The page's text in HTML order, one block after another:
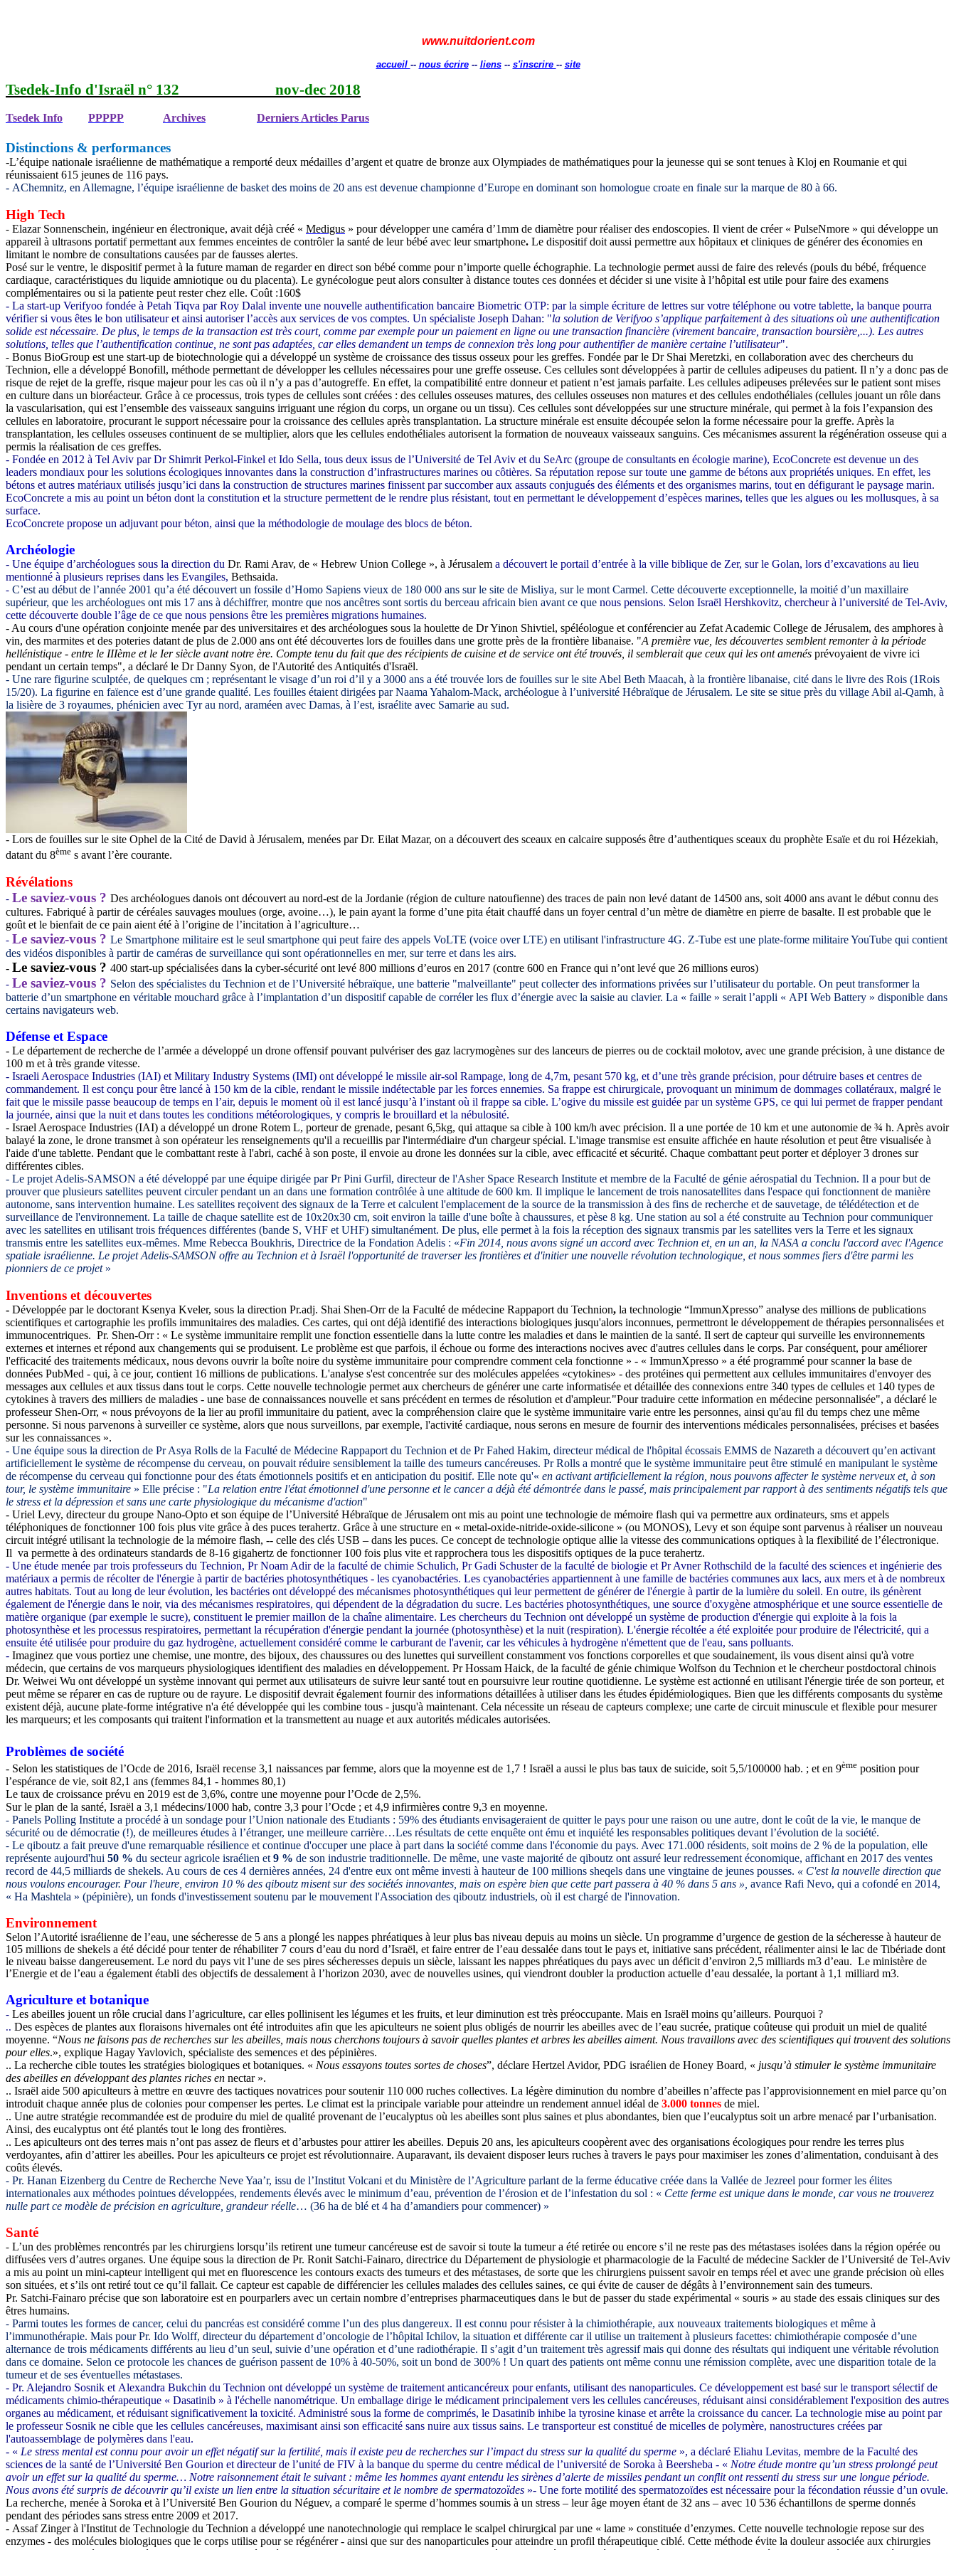
www.nuitdorient.com
accueil -- nous écrire-- liens-- s'inscrire -- site
Tsedek-Info d'Israël n° 132 nov-dec 2018
Tsedek Info PPPPP Archives Derniers Articles Parus
Distinctions & performances
-L’équipe nationale israélienne de mathématique a remporté deux médailles d’argent et quatre de bronze aux Olympiades de mathématiques pour la jeunesse qui se sont tenues à Kloj en Roumanie et qui
réunissaient 615 jeunes de 116 pays.
- AChemnitz, en Allemagne, l’équipe israélienne de basket des moins de 20 ans est devenue championne d’Europe en dominant son homologue croate en finale sur la marque de 80 à 66.
High Tech
- Elazar Sonnenschein, ingénieur en électronique, avait déjà créé « Medigus » pour développerune caméra d’1mm de diamètre pour réaliser des endoscopies. Il vient de créer « PulseNmore » qui développe un
appareil à ultrasons portatif permettant aux femmes enceintes de contrôler la santé de leur bébé avec leur smartphone. Le dispositif doit aussi permettre aux hôpitaux et cliniques de générer des économies en
limitant le nombre de consultations causées par de fausses alertes.
Posé sur le ventre, le dispositif permet à la future maman de regarder en direct son bébé comme pour n’importe quelle échographie. La technologie permet aussi de faire des relevés (pouls du bébé, fréquence
cardiaque, caractéristiques du liquide amniotique ou du placenta). Le gynécologue peut alors consulter à distance toutes ces données et décider si une visite à l’hôpital est utile pour faire des examens
complémentaires ou si la patiente peut rester chez elle. Coût :160$
- La start-up Verifyoo fondée à Petah Tiqva par Roy Dalal invente une nouvelle authentification bancaire Biometric OTP: par la simple écriture de lettres sur votre téléphone ou votre tablette, la banque pourra
vérifier si vous êtes le bon utilisateur et ainsi autoriser l’accès aux services de vos comptes. Un spécialiste Joseph Dahan: "la solution de Verifyoo s’applique parfaitement à des situations où une authentification
solide est nécessaire. De plus, le temps de la transaction est très court, comme par exemple pour un paiement en ligne ou une transaction financière (virement bancaire, transaction boursière,...). Les autres
solutions, telles que l’authentification continue, ne sont pas adaptées, car elles demandent un temps de connexion très long pour authentifier de manière certaine l’utilisateur".
- Bonus BioGroup est une start-up de biotechnologie qui a développé un système de croissance des tissus osseux pour les greffes. Fondée par le Dr Shai Meretzki, en collaboration avec des chercheurs du
Technion, elle a développé Bonofill, méthode permettant de développer les cellules nécessaires pour une greffe osseuse. Ces cellules sont développées à partir de cellules adipeuses du patient. Il n’y a donc pas de
risque de rejet de la greffe, risque majeur pour les cas où il n’y a pas d’autogreffe. En effet, la compatibilité entre donneur et patient n’est jamais parfaite. Les cellules adipeuses prélevées sur le patient sont mises
en culture dans un bioréacteur. Grâce à ce processus, trois types de cellules sont créées : des cellules osseuses matures, des cellules osseuses non matures et des cellules endothéliales (cellules jouant un rôle dans
la vascularisation, qui est l’ensemble des vaisseaux sanguins irriguant une région du corps, un organe ou un tissu). Ces cellules sont développées sur une structure minérale, qui permet à la fois l’expansion des
cellules en laboratoire, procurant le support nécessaire pour la croissance des cellules après transplantation. La structure minérale est ensuite découpée selon la forme nécessaire pour la greffe. Après la
transplantation, les cellules osseuses continuent de se multiplier, alors que les cellules endothéliales autorisent la formation de nouveaux vaisseaux sanguins. Ces mécanismes assurent la régénération osseuse qui a
permis la réalisation de ces greffes.
- Fondée en 2012 à Tel Aviv par Dr Shimrit Perkol-Finkel et Ido Sella, tous deux issus de l’Université de Tel Aviv et du SeArc (groupe de consultants en écologie marine), EcoConcrete est devenue un des
leaders mondiaux pour les solutions écologiques innovantes dans la construction d’infrastructures marines ou côtières. Sa réputation repose sur toute une gamme de bétons aux propriétés uniques. En effet, les
bétons et autres matériaux utilisés jusqu’ici dans la construction de structures marines finissent par succomber aux assauts conjugués des éléments et des organismes marins, tout en défigurant le paysage marin.
EcoConcrete a mis au point un béton dont la constitution et la structure permettent de le rendre plus résistant, tout en permettant le développement d’espèces marines, telles que les algues ou les mollusques, à sa
surface.
EcoConcrete propose un adjuvant pour béton, ainsi que la méthodologie de moulage des blocs de béton.
Archéologie
- Une équipe d’archéologues sous la direction du Dr. Rami Arav, de « Hebrew Union College », à Jérusalem a découvert le portail d’entrée à la ville biblique de Zer, sur le Golan, lors d’excavations au lieu
mentionné à plusieurs reprises dans les Evangiles, Bethsaida.
- C’est au début de l’année 2001 qu’a été découvert un fossile d’Homo Sapiens vieux de 180 000 ans sur le site de Misliya, sur le mont Carmel. Cette découverte exceptionnelle, la moitié d’un maxillaire
supérieur, que les archéologues ont mis 17 ans à déchiffrer, montre que nos ancêtres sont sortis du berceau africain bien avant ce que nous pensions. Selon Israël Hershkovitz, chercheur à l’université de Tel-Aviv,
cette découverte double l’âge de ce que nous pensions être les premières migrations humaines.
- Au cours d'une opération conjointe menée par des universitaires et des archéologues sous la houlette de Dr Yinon Shivtiel, spéléologue et conférencier au Zefat Academic College de Jérusalem, des amphores à
vin, des marmites et des poteries datant de plus de 2.000 ans ont été découvertes lors de fouilles dans une grotte près de la frontière libanaise. "A première vue, les découvertes semblent remonter à la période
hellénistique - entre le IIIème et le Ier siècle avant notre ère. Compte tenu du fait que des récipients de cuisine et de service ont été trouvés, il semblerait que ceux qui les ont amenés prévoyaient de vivre ici
pendant un certain temps", a déclaré le Dr Danny Syon, de l'Autorité des Antiquités d'Israël.
- Une rare figurine sculptée, de quelques cm ; représentant le visage d’un roi d’il y a 3000 ans a été trouvée lors de fouilles sur le site Abel Beth Maacah, à la frontière libanaise, cité dans le livre des Rois (1Rois
15/20). La figurine en faïence est d’une grande qualité. Les fouilles étaient dirigées par Naama Yahalom-Mack, archéologue à l’université Hébraïque de Jérusalem. Le site se situe près du village Abil al-Qamh, à
la lisière de 3 royaumes, phénicien avec Tyr au nord, araméen avec Damas, à l’est, israélite avec Samarie au sud.
- Lors de fouilles sur le site Ophel de la Cité de David à Jérusalem, menées parDr. Eilat Mazar, on a découvert des sceaux en calcaire supposés être d’authentiques sceaux du prophète Esaïe et du roi Hézekiah,
datant du 8ème s avant l’ère courante.
Révélations
- Le saviez-vous ? Des archéologues danois ont découvert au nord-est de la Jordanie (région de culture natoufienne) des traces de pain non levé datant de 14500 ans, soit 4000 ans avant le début connu des
cultures. Fabriqué à partir de céréales sauvages moulues (orge, avoine…), le pain ayant la forme d’une pita était chauffé dans un foyer central d’un mètre de diamètre en pierre de basalte. Il est probable que le
goût et le bienfait de ce pain aient été à l’origine de l’incitation à l’agriculture…
- Le saviez-vous ? Le Smartphone militaire est le seul smartphone qui peut faire des appels VoLTE (voice over LTE) en utilisant l'infrastructure 4G. Z-Tube est une plate-forme militaire YouTube qui contient
des vidéos disponibles à partir de caméras de surveillance qui sont opérationnelles en mer, sur terre et dans les airs.
- Le saviez-vous ? 400 start-up spécialisées dans la cyber-sécurité ont levé 800 millions d’euros en 2017 (contre 600 en France qui n’ont levé que 26 millions euros)
- Le saviez-vous ? Selon des spécialistes du Technion et de l’Université hébraïque, une batterie "malveillante" peut collecter des informations privées sur l’utilisateur du portable. On peut transformer la
batterie d’un smartphone en véritable mouchard grâce à l’implantation d’un dispositif capable de corréler les flux d’énergie avec la saisie au clavier. La « faille » serait l’appli « API Web Battery » disponible dans
certains navigateurs web.
Défense et Espace
- Le département de recherche de l’armée a développé un drone offensif pouvant pulvériser des gaz lacrymogènes sur des lanceurs de pierres ou de cocktail molotov, avec une grande précision, à une distance de
100 m et à très grande vitesse.
- Israeli Aerospace Industries (IAI) et Military Industry Systems (IMI) ont développé le missile air-sol Rampage, long de 4,7m, pesant 570 kg, et d’une très grande précision, pour détruire bases et centres de
commandement. Il est conçu pour être lancé à 150 km de la cible, rendant le missile indétectable par les forces ennemies. Sa frappe est chirurgicale, provoquant un minimum de dommages collatéraux, malgré le
fait que le missile passe beaucoup de temps en l’air, depuis le moment où il est lancé jusqu’à l’instant où il frappe sa cible. L’ogive du missile est guidée par un système GPS, ce qui lui permet de frapper pendant
la journée, ainsi que la nuit et dans toutes les conditions météorologiques, y compris le brouillard et la nébulosité.
- Israel Aerospace Industries (IAI) a développé un drone Rotem L, porteur de grenade, pesant 6,5kg, qui attaque sa cible à 100 km/h avec précision. Il a une portée de 10 km et une autonomie de ¾ h. Après avoir
balayé la zone, le drone transmet à son opérateur les renseignements qu'il a recueillis par l'intermédiaire d'un chargeur spécial. L'image transmise est ensuite affichée en haute résolution et peut être visualisée à
l'aide d'une tablette. Pendant que le combattant reste à l'abri, caché à son poste, il envoie au drone les données sur la cible, avec efficacité et sécurité. Chaque combattant peut porter et déployer 3 drones sur
différentes cibles.
- Le projet Adelis-SAMSON a été développé par une équipe dirigée par Pr Pini Gurfil, directeur de l'Asher Space Research Institute et membre de la Faculté de génie aérospatial du Technion. Il a pour but de
prouver que plusieurs satellites peuvent circuler pendant un an dans une formation contrôlée à une altitude de 600 km. Il implique le lancement de trois nanosatellites dans l'espace qui fonctionnent de manière
autonome, sans intervention humaine. Les satellites reçoivent des signaux de la Terre et calculent l'emplacement de la source de la transmission à des fins de recherche et de sauvetage, de télédétection et de
surveillance de l'environnement. La taille de chaque satellite est de 10x20x30 cm, soit environ la taille d'une boîte à chaussures, et pèse 8 kg. Une station au sol a été construite au Technion pourcommuniquer
avec les satellites en utilisant trois fréquences différentes (bande S, VHF et UHF) simultanément. De plus, elle permet à la fois la réception des signaux transmis par les satellites vers la Terre et les signaux
transmis entre les satellites eux-mêmes. Mme Rebecca Boukhris, Directrice de la Fondation Adelis : «Fin 2014, nous avons signé un accord avec Technion et, en un an, la NASA a conclu l'accord avec l'Agence
spatiale israélienne. Le projet Adelis-SAMSON offre au Technion et à Israël l'opportunité de traverser les frontières et d'initier une nouvelle révolution technologique, et nous sommes fiers d'être parmi les
pionniers de ce projet»
Inventions et découvertes
- Développée parle doctorant Ksenya Kveler, sous la direction Pr.adj. Shai Shen-Orr de la Faculté de médecine Rappaport du Technion, la technologie “ImmunXpresso” analyse des millions de publications
scientifiques et cartographie les profils immunitaires des maladies. Ces cartes, qui ont déjà identifié des interactions biologiques jusqu'alors inconnues, permettront le développement de thérapies personnalisées et
immunocentriques. Pr. Shen-Orr : « Le système immunitaire remplit une fonction essentielle dans la lutte contre les maladies et dans le maintien de la santé. Il sert de capteur qui surveille les environnements
externes et internes et répond aux changements qui se produisent. Le problème est que parfois, il échoue ou forme des interactions nocives avec d'autres cellules dans le corps. Par conséquent, pour améliorer
l'efficacité des traitements médicaux, nous devons ouvrir la boîte noire du système immunitaire pour comprendre comment cela fonctionne » - « ImmunXpresso » a été programmé pour scanner la base de
données PubMed - qui, à ce jour, contient 16 millions de publications. L'analyse s'est concentrée sur des molécules appelées «cytokines» - des protéines qui permettent aux cellules immunitaires d'envoyer des
messages aux cellules et aux tissus dans tout le corps. Cette nouvelle technologie permet aux chercheurs de générer une carte informatisée et détaillée des connexions entre 340 types de cellules et 140 types de
cytokines à travers des milliers de maladies - une base de connaissances nouvelle et sans précédent en termes de résolution et d'ampleur."Pour traduire cette information en médecine personnalisée", a déclaré le
professeur Shen-Orr, « nous prévoyons de la lier au profil immunitaire du patient, avec la compréhension claire que le système immunitaire varie entre les personnes, ainsi qu'au fil du temps chez une même
personne. Si nous parvenons à surveiller ce système, alors que nous surveillons, par exemple, l'activité cardiaque, nous serons en mesure de fournir des interventions médicales personnalisées, précises et basées
sur les connaissances ».
- Une équipe sous la direction de Pr Asya Rolls de la Faculté de Médecine Rappaport du Technion et de Pr Fahed Hakim, directeur médical de l'hôpital écossais EMMS de Nazareth a découvert qu’en activant
artificiellement le système de récompense du cerveau, on pouvait réduire sensiblement la taille des tumeurs cancéreuses. Pr Rolls a montré que le système immunitaire peut être stimulé en manipulant le système
de récompense du cerveau qui fonctionne pour des états émotionnels positifs et en anticipation du positif. Elle note qu'« en activant artificiellement la région, nous pouvons affecter le système nerveux et, à son
tour, le système immunitaire » Elle précise : "La relation entre l'état émotionnel d'une personne et le cancer a déjà été démontrée dans le passé, mais principalement par rapport à des sentiments négatifs tels que
le stress et la dépression et sans une carte physiologique du mécanisme d'action"
- Uriel Levy, directeur du groupe Nano-Opto et son équipe de l’Université Hébraïque de Jérusalem ont mis au point une technologie de mémoire flash qui va permettre aux ordinateurs, sms et appels
téléphoniques de fonctionner 100 fois plus vite grâce à des puces terahertz. Grâce à une structure en « metal-oxide-nitride-oxide-silicone » (ou MONOS), Levy et son équipe sont parvenus à réaliser un nouveau
circuit intégré utilisant la technologie de la mémoire flash, -- celle des clés USB – dans les puces. Ce concept de technologie optique allie la vitesse des communications optiques à la flexibilité de l’électronique.
Il va permette à des ordinateurs standards de 8-16 gigahertz de fonctionner 100 fois plus vite et rapprochera tous les dispositifs optiques de la puce terahertz.
- Une étude menée par trois professeurs du Technion, Pr Noam Adir de la faculté de chimie Schulich, Pr Gadi Schuster de la faculté de biologie et Pr Avner Rothschild de la faculté des sciences et ingénierie des
matériaux a permis de récolter de l'énergie à partir de bactéries photosynthétiques - les cyanobactéries. Les cyanobactéries appartiennent à une famille de bactéries communes aux lacs, aux mers et à de nombreux
autres habitats. Tout au long de leur évolution, les bactéries ont développé des mécanismes photosynthétiques qui leur permettent de générer de l'énergie à partir de la lumière du soleil. En outre, ils génèrent
également de l'énergie dans le noir, via des mécanismes respiratoires, qui dépendent de la dégradation du sucre. Les bactéries photosynthétiques, une source d'oxygène atmosphérique et une source essentielle de
matière organique (par exemple le sucre), constituent le premier maillon de la chaîne alimentaire. Les chercheurs du Technion ont développé un système de production d'énergie qui exploite à la fois la
photosynthèse et les processus respiratoires, permettant la récupération d'énergie pendant la journée (photosynthèse) et la nuit (respiration). L'énergie récoltée a été exploitée pour produire de l'électricité, qui a
ensuite été utilisée pour produire du gaz hydrogène, actuellement considéré comme le carburant de l'avenir, car les véhicules à hydrogène n'émettent que de l'eau, sans polluants.
- Imaginez que vous portiez une chemise, une montre, des bijoux, des chaussures ou des lunettes qui surveillent constamment vos fonctions corporelles et que soudainement, ils vous disent ainsi qu'à votre
médecin, que certains de vos marqueurs physiologiques identifient des maladies en développement. Pr Hossam Haick, de la faculté de génie chimique Wolfson du Technion et le chercheur postdoctoral chinois
Dr. Weiwei Wu ont développé un système innovant qui permet aux utilisateurs de suivre leur santé tout en poursuivre leur routine quotidienne. Le système est actionné en utilisant l'énergie tirée de son porteur, et
peut même se réparer en cas de rupture ou de rayure. Le dispositif devrait également fournir des informations détaillées à utiliser dans les études épidémiologiques. Bien que les différents composants du système
existent déjà, aucune plate-forme intégrative n'a été développée qui les combine tous - jusqu'à maintenant. Cela nécessite un réseau de capteurs complexe; une carte de circuit minuscule et flexible pour mesurer
les marqueurs; et les composants qui traitent l'information et la transmettent au nuage et aux autorités médicales autorisées.
Problèmes de société
- Selon les statistiques de l’Ocde de 2016, Israël recense 3,1 naissances par femme, alors que la moyenne est de 1,7 ! Israël a aussi le plus bas taux de suicide, soit 5,5/100000 hab. ; et en 9ème position pour
l’espérance de vie, soit 82,1 ans (femmes 84,1 - hommes 80,1)
Le taux de croissance prévu en 2019 est de 3,6%, contre une moyenne pour l’Ocde de 2,5%.
Sur le plan de la santé, Israël a 3,1 médecins/1000 hab, contre 3,3 pour l’Ocde ; et 4,9 infirmières contre 9,3 en moyenne.
- Panels Polling Institute a procédé à un sondage pour l’Union nationale des Etudiants : 59% des étudiants envisageraient de quitter le pays pour une raison ou une autre, dont le coût de la vie, le manque de
sécurité ou de démocratie (!), de meilleures études à l’étranger, une meilleure carrière…Les résultats de cette enquête ont ému et inquiété les responsables politiques devant l’évolution de la société.
- Le qiboutz a fait preuve d'une remarquable résilience et continue d'occuper une place à part dans la société comme dans l'économie du pays. Avec 171.000 résidents, soit moins de 2 % de la population, elle
représente aujourd'hui 50 % du secteur agricole israélien et 9 % de son industrie traditionnelle. De même, une vaste majorité de qiboutz ont assuré leur redressement économique, affichant en 2017 des ventes
record de 44,5 milliards de shekels. Au cours de ces 4 dernières années, 24 d'entre eux ont même investi à hauteur de 100 millions sheqels dans une vingtaine de jeunes pousses. « C'est la nouvelle direction que
nous voulons encourager. Pour l'heure, environ 10 % des qiboutz misent sur des sociétés innovantes, mais on espère bien que cette part passera à 40 % dans 5 ans », avance Rafi Nevo, qui a cofondé en 2014,
« Ha Mashtela » (pépinière), un fonds d'investissement soutenu par le mouvement l'Association des qiboutz industriels, où il est chargé de l'innovation.
Environnement
Selon l’Autorité israélienne de l’eau, une sécheresse de 5 ans a plongé les nappes phréatiques à leur plus bas niveau depuis au moins un siècle. Un programme d’urgence de gestion de la sécheresse à hauteur de
105 millions de shekels a été décidé pour tenter de réhabiliter 7 cours d’eau du nord d’Israël, et faire entrer de l’eau dessalée dans tout le pays et, initiative sans précédent, réalimenter ainsi le lac de Tibériade dont
le niveau baisse dangereusement. Le nord du pays vit l’une de ses pires sécheresses depuis un siècle, laissant les nappes phréatiques du pays avec un déficit d’environ 2,5 milliards m3 d’eau. Le ministère de
l’Energie et de l’eau a également établi des objectifs de dessalement à l’horizon 2030, avec de nouvelles usines, qui viendront doubler la production actuelle d’eau dessalée, la portant à 1,1 milliard m3.
Agriculture et botanique
- Les abeilles jouent un rôle crucial dans l’agriculture, car elles pollinisent les légumes et les fruits, et leur diminution est très préoccupante. Mais en Israël moins qu’ailleurs. Pourquoi ?
.. Des espèces de plantes aux floraisons hivernales ont été introduites afin que les apiculteurs ne soient plus obligés de nourrir les abeilles avec de l’eau sucrée, pratique coûteuse qui produit un miel de qualité
moyenne. “Nous ne faisons pas de recherches sur les abeilles, mais nous cherchons toujours à savoir quelles plantes et arbres les abeilles aiment. Nous travaillons avec des scientifiques qui trouvent des solutions
pour elles.», explique Hagay Yavlovich, spécialiste des semences et des pépinières.
.. La recherche cible toutes les stratégies biologiques et botaniques. « Nous essayons toutes sortes de choses”, déclare Hertzel Avidor, PDG israélien de Honey Board, « jusqu’à stimuler le système immunitaire
des abeilles en développant des plantes riches en nectar ».
.. Israël aide 500 apiculteurs à mettre en œuvre des tactiques novatrices pour soutenir 110 000 ruches collectives. La légère diminution du nombre d’abeilles n’affecte pas l’approvisionnement en miel parce qu’on
introduit chaque année plus de colonies pour compenser les pertes. Le climat est la principale variable pour atteindre un rendement annuel idéal de 3.000 tonnes de miel.
.. Une autre stratégie recommandée est de produire du miel de qualité provenant de l’eucalyptus où les abeilles sont plus saines et plus abondantes, bien que l’eucalyptus soit un arbre menacé par l’urbanisation.
Ainsi, des eucalyptus ont été plantés tout le long des frontières.
.. Les apiculteurs ont des terres mais n’ont pas assez de fleurs et d’arbustes pour attirer les abeilles. Depuis 20 ans, les apiculteurs coopèrent avec des organisations écologiques pour rendre les terres plus
verdoyantes, afin d’attirer les abeilles. Pour les apiculteurs ce projet est révolutionnaire. Auparavant, ils devaient disposer leurs ruches à travers le pays pour maximiser les zones d’alimentation, conduisant à des
coûts élevés.
- Pr. Hanan Eizenberg du Centre de Recherche Neve Yaa’r, issu de l’Institut Volcani et du Ministère de l’Agriculture parlant de la ferme éducative créée dans la Vallée de Jezreel pour former les élites
internationales aux méthodes pointues développées, rendements élevés avec le minimum d’eau, prévention de l’érosion et de l’infestation du sol : « Cette ferme est unique dans le monde, car vous ne trouverez
nulle part ce modèle de précision en agriculture, grandeur réelle… (36 ha de blé et 4 ha d’amandiers pour commencer) »
Santé
- L’un des problèmes rencontrés par les chirurgiens lorsqu’ils retirent une tumeur cancéreuse est de savoir si toute la tumeur a été retirée ou encore s’il ne reste pas des métastases isolées dans la région opérée ou
diffusées vers d’autres organes. Une équipe sous la direction de Pr. Ronit Satchi-Fainaro, directrice du Département de physiologie et pharmacologie de la Faculté de médecine Sackler de l’Université de Tel-Aviv
a mis au point un mini-capteur intelligent qui met en fluorescence les contours exacts des tumeurs et des métastases, de sorte que les chirurgiens puissent savoir en temps réel et avec une grande précision où elles
son situées, et s’ils ont retiré tout ce qu’il fallait. Ce capteur est capable de différencier les cellules malades des cellules saines, ce qui évite de causer de dégâts à l’environnement sain des tumeurs.
Pr. Satchi-Fainaro précise que son laboratoire est en pourparlers avec un certain nombre d’entreprises pharmaceutiques dans le but de passer du stade expérimental « souris » au stade des essais cliniques sur des
êtres humains.
- Parmi toutes les formes de cancer, celui du pancréas est considéré comme l’un des plus dangereux. Il est connu pour résister à la chimiothérapie, aux nouveaux traitements biologiques et même à
l’immunothérapie. Mais pour Pr. Ido Wolff, directeur du département d’oncologie de l’hôpital Ichilov, la situation et différente car il utilise un traitement à plusieurs facettes: chimiothérapie composée d’une
alternance de trois médicaments différents au lieu d’un seul, suivie d’une opération et d’une radiothérapie. Il s’agit d’un traitement très agressif mais qui donne des résultats qui indiquent une véritable révolution
dans ce domaine. Selon ce protocole les chances de guérison passent de 10% à 40-50%, soit un bond de 300% ! Un quart des patients ont même connu une rémission complète, avec une disparition totale de la
tumeur et de ses éventuelles métastases.
- Pr. Alejandro Sosnik et Alexandra Bukchin du Technion ont développé un système de traitement anticancéreux pour enfants, utilisant des nanoparticules. Ce développement est basé sur le transport sélectif de
médicaments chimio-thérapeutique « Dasatinib » à l'échelle nanométrique. Un emballage dirige le médicament principalement vers les cellules cancéreuses, réduisant ainsi considérablement l'exposition des autres
organes au médicament, et réduisant significativement la toxicité. Administré sous la forme de comprimés, le Dasatinib inhibe la tyrosine kinase et arrête la croissance du cancer. La technologie mise au point par
le professeur Sosnik ne cible que les cellules cancéreuses, maximisant ainsi son efficacité sans nuire aux tissus sains. Le transporteur est constitué de micelles de polymère, nanostructures créées par
l'autoassemblage de polymères dans l'eau.
- « Le stress mental est connu pour avoir un effet négatif sur la fertilité, mais il existe peu de recherches sur l’impact du stress sur la qualité du sperme », a déclaré Eliahu Levitas, membre de la Faculté des
sciences de la santé de l’Université Ben Gourion et directeur de l’unité de FIV à la banque du sperme du centre médical de l’université de Soroka à Beersheba - « Notre étude montre qu’un stress prolongé peut
avoir un effet sur la qualité du sperme… Notre raisonnement était le suivant : même les hommes ayant entendu les sirènes d’alerte de missiles pendant un conflit ont ressenti du stress sur une longue période.
Nous avons été surpris de découvrir qu’il existe un lien entre la situation sécuritaire et le nombre de spermatozoïdes »- Une forte motilité des spermatozoïdes est nécessaire pour la fécondation réussie d’un ovule.
La recherche, menée à Soroka et à l’Université Ben Gourion du Néguev, a comparé le sperme d’hommes soumis à un stress – leur âge moyen étant de 32 ans – avec 10 536 échantillons de sperme donnés
pendant des périodes sans stress entre 2009 et 2017.
- Assaf Zinger à l'Institut de Technologie du Technion a développé une nanotechnologie qui remplace le scalpel chirurgical par une « lame » constituée d’enzymes. Cette nouvelle technologie repose sur des
enzymes - des molécules biologiques que le corps utilise pour se régénérer - ainsi que sur des nanoparticules pour atteindre un profil thérapeutique ciblé. Cette méthode évite la douleur associée aux chirurgies